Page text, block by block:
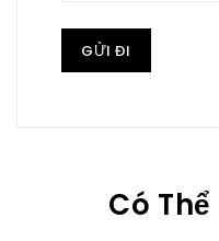
Có